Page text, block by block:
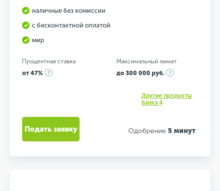
наличные без комиссии
с бесконтактной оплатой
мир
Процентная ставка
от 47%
Максимальный лимит
до 300 000 руб.
Другие продукты
банка 4
Одобрение 5 минут
Подать заявку